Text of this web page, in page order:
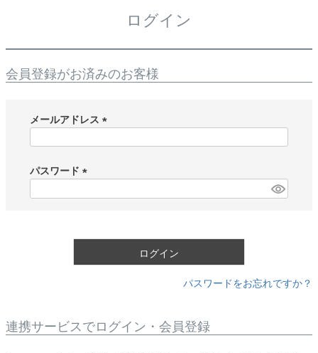
ログイン
会員登録がお済みのお客様
メールアドレス
)
パスワード
ログイン
パスワードをお忘れですか？
連携サービスでログイン・会員登録